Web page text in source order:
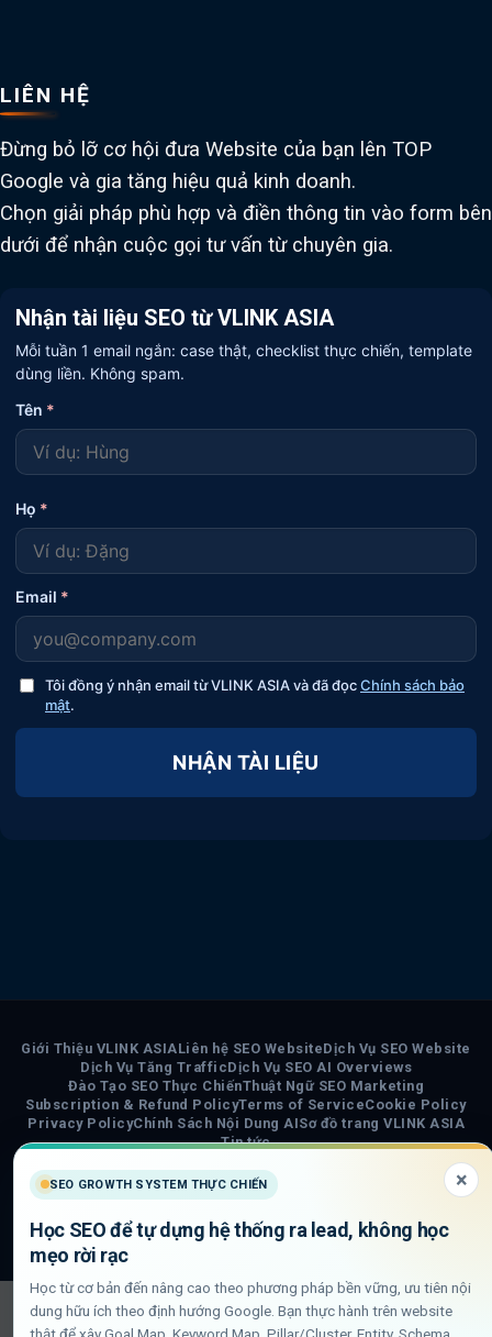
LIÊN HỆ
Đừng bỏ lỡ cơ hội đưa Website của bạn lên TOP
Google và gia tăng hiệu quả kinh doanh.
Chọn giải pháp phù hợp và điền thông tin vào form bên
dưới để nhận cuộc gọi tư vấn từ chuyên gia.
Nhận tài liệu SEO từ VLINK ASIA
Mỗi tuần 1 email ngắn: case thật, checklist thực chiến, template
dùng liền. Không spam.
Tên *
Họ *
Email *
Tôi đồng ý nhận email từ VLINK ASIA và đã đọcChính sách bảo
mật.
NHẬN TÀI LIỆU
Visa PayPal Stripe MasterCard
Cash
Giới Thiệu VLINK ASIALiên hệ SEO WebsiteDịch Vụ SEO Website
Dịch Vụ Tăng TrafficDịch Vụ SEO AI Overviews
Đào Tạo SEO Thực ChiếnThuật Ngữ SEO Marketing
Subscription & Refund PolicyTerms of ServiceCookie Policy
Privacy PolicyChính Sách Nội Dung AISơ đồ trang VLINK ASIA
Tin tức
COPYRIGHT 2026 ©VLINK ASIA
SEO GROWTH SYSTEM THỰC CHIẾN ×
Học SEO để tự dựng hệ thống ra lead, không học
mẹo rời rạc
Học từ cơ bản đến nâng cao theo phương pháp bền vững, ưu tiên nội
dung hữu ích theo định hướng Google. Bạn thực hành trên website